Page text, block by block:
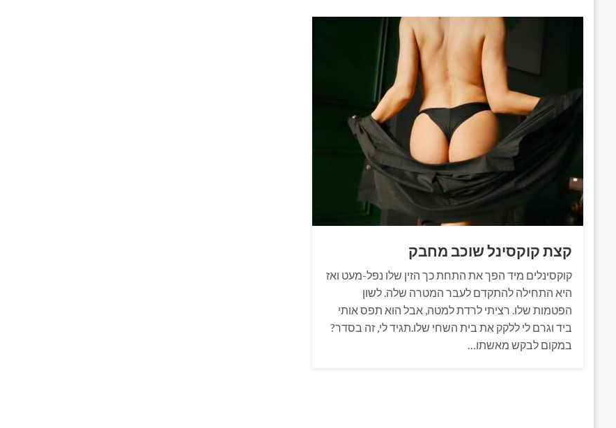
קצת קוקסינל שוכב מחבק
קוקסינלים מיד הפך את התחת כך הזין שלו נפל-מעט ואז
היא התחילה להתקדם לעבר המטרה שלה. לשון
הפטמות שלו. רציתי לרדת למטה, אבל הוא תפס אותי
ביד וגרם לי ללקק את בית השחי שלו.תגיד לי, זה בסדר?
במקום לבקש מאשתו…